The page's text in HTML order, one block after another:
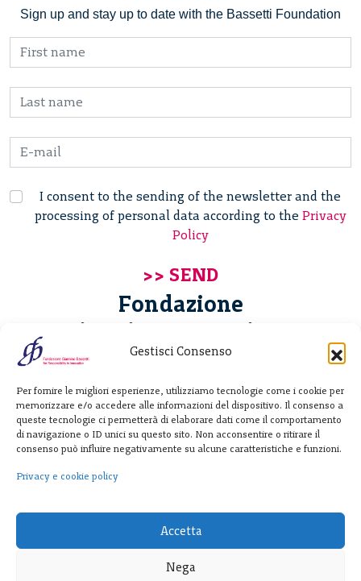
Gestisci Consenso
Per fornire le migliori esperienze, utilizziamo tecnologie come i cookie per
memorizzare e/o accedere alle informazioni del dispositivo. Il consenso a
queste tecnologie ci permetterà di elaborare dati come il comportamento
di navigazione o ID unici su questo sito. Non acconsentire o ritirare il
consenso può influire negativamente su alcune caratteristiche e funzioni.
Privacy e cookie policy
Accetta
Nega
Sign up and stay up to date with the Bassetti Foundation
I consent to the sending of the newsletter and the
processing of personal data according to the Privacy
Policy
Fondazione
Giannino Bassetti ETS
20122 Milano - Italia
T. +39 02 781933
F. + 39 02 76392030
info@fondazionebassetti.org
p.i. 12520270153